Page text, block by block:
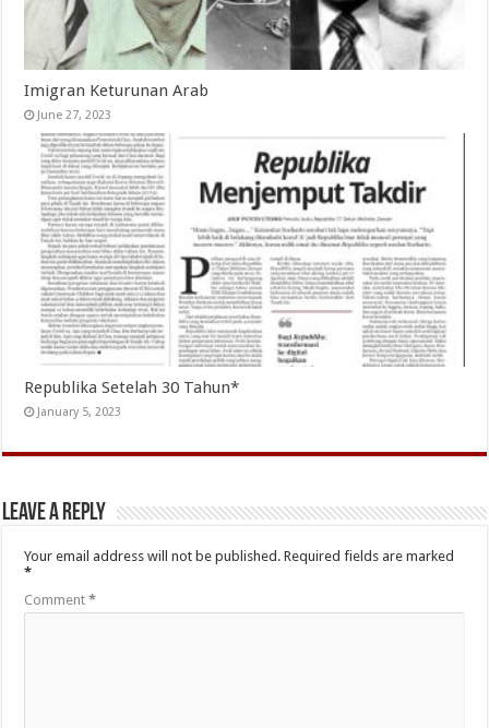
Imigran Keturunan Arab
June 27, 2023
Republika Setelah 30 Tahun*
January 5, 2023
Leave a Reply
Your email address will not be published. Required fields are marked
*
Comment*